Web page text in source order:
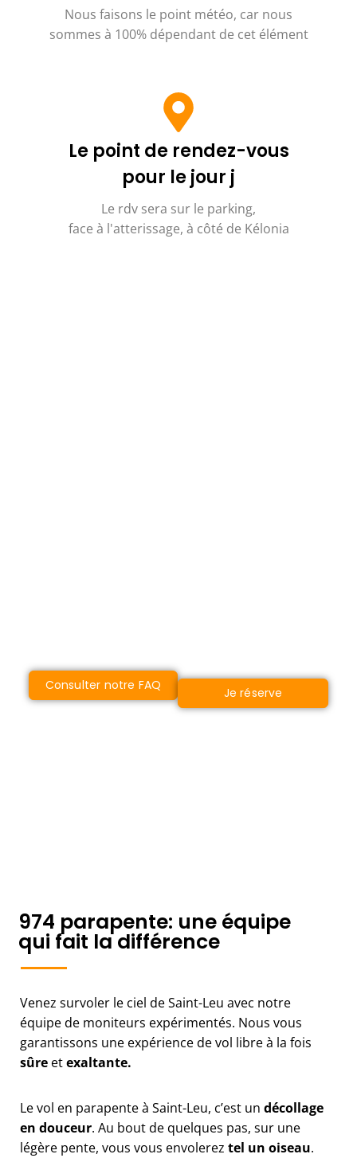
Nous faisons le point météo, car nous
sommes à 100% dépendant de cet élément
Le point de rendez-vous
pour le jour j
Le rdv sera sur le parking,
face à l'atterissage, à côté de Kélonia
Consulter notre FAQ Je réserve
974 parapente: une équipe
qui fait la différence
Venez survoler le ciel de Saint-Leu avec notre
équipe de moniteurs expérimentés. Nous vous
garantissons une expérience de vol libre à la fois
sûre etexaltante.
Le vol en parapente à Saint-Leu, c’est un décollage
en douceur. Au bout de quelques pas, sur une
légère pente, vous vous envolerez tel un oiseau.